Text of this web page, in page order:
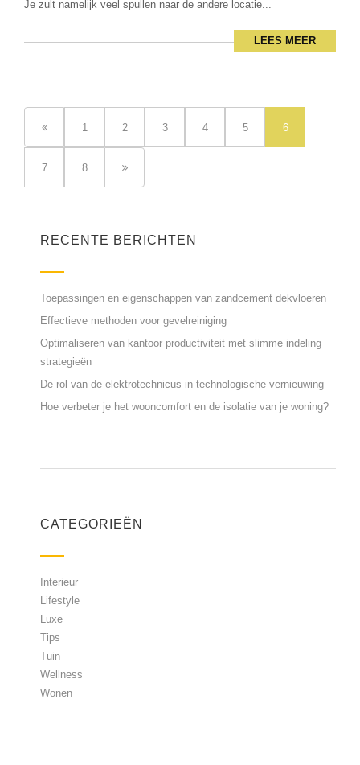
Je zult namelijk veel spullen naar de andere locatie...
LEES MEER
1 2 3 4 5 6
7 8
RECENTE BERICHTEN
Toepassingen en eigenschappen van zandcement dekvloeren
Effectieve methoden voor gevelreiniging
Optimaliseren van kantoor productiviteit met slimme indeling
strategieën
De rol van de elektrotechnicus in technologische vernieuwing
Hoe verbeter je het wooncomfort en de isolatie van je woning?
CATEGORIEËN
Interieur
Lifestyle
Luxe
Tips
Tuin
Wellness
Wonen